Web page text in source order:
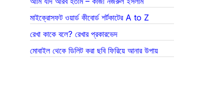
মাইক্রোসফট ওয়ার্ড কীবোর্ড শর্টকাটের A to Z
রেখা কাকে বলে? রেখার প্রকারভেদ
মোবাইল থেকে ডিলিট করা ছবি ফিরিয়ে আনার উপায়